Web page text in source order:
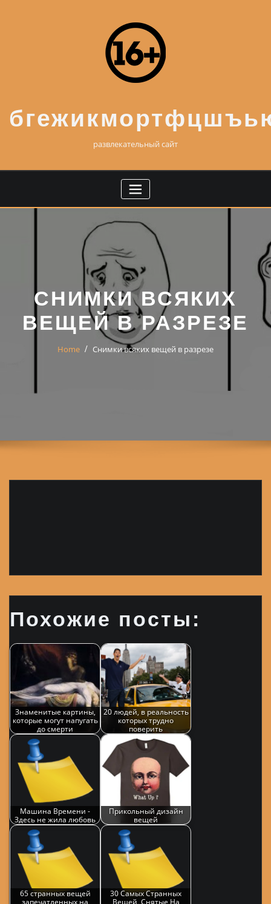
развлекательный сайт
СНИМКИ ВСЯКИХ
ВЕЩЕЙ В РАЗРЕЗЕ
Home Снимки всяких вещей в разрезе
Похожие посты:
Знаменитые картины,
которые могут напугать
до смерти
20 людей, в реальность
которых трудно
поверить
Машина Времени -
Здесь не жила любовь
Прикольный дизайн
вещей
65 странных вещей
запечатленных на
30 Самых Странных
Вещей, Снятые На